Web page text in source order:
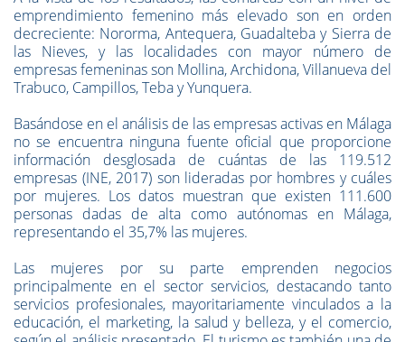
emprendimiento femenino más elevado son en orden
decreciente: Nororma, Antequera, Guadalteba y Sierra de
las Nieves, y las localidades con mayor número de
empresas femeninas son Mollina, Archidona, Villanueva del
Trabuco, Campillos, Teba y Yunquera.
Basándose en el análisis de las empresas activas en Málaga
no se encuentra ninguna fuente oficial que proporcione
información desglosada de cuántas de las 119.512
empresas (INE, 2017) son lideradas por hombres y cuáles
por mujeres. Los datos muestran que existen 111.600
personas dadas de alta como autónomas en Málaga,
representando el 35,7% las mujeres.
Las mujeres por su parte emprenden negocios
principalmente en el sector servicios, destacando tanto
servicios profesionales, mayoritariamente vinculados a la
educación, el marketing, la salud y belleza, y el comercio,